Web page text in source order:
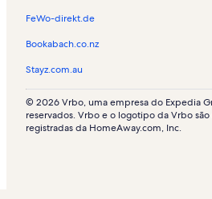
-
o
t
e
y
a
S
x
n
d
-
e
s
o
n
FeWo-direkt.de
Bookabach.co.nz
Stayz.com.au
© 2026 Vrbo, uma empresa do Expedia
reservados. Vrbo e o logotipo da Vrbo
registradas da HomeAway.com, Inc.